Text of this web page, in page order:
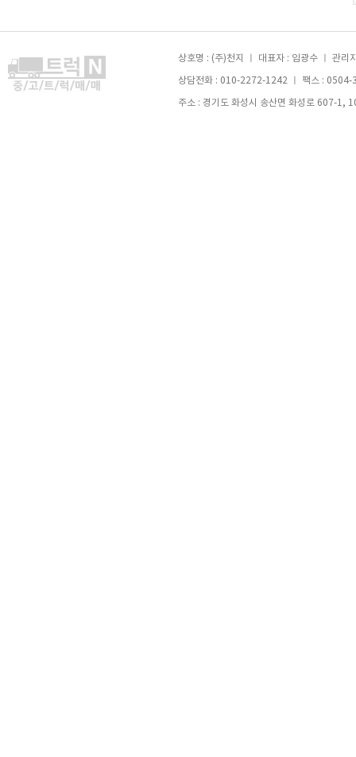
상호명 : (주)천지 ㅣ 대표자 : 임광수 ㅣ 관
상담전화 : 010-2272-1242 ㅣ 팩스 :
주소 : 경기도 화성시 송산면 화성로 607-